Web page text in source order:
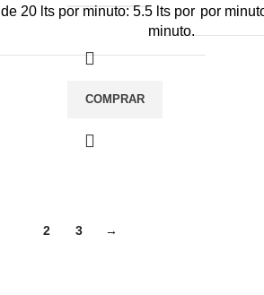
de 20 lts por minuto: 5.5 lts por
minuto.
por
COMPRAR
2 3 →